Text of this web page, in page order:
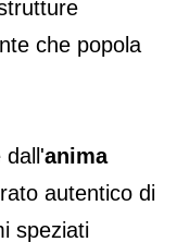
che popola
dall'anima
autentico di
speziati